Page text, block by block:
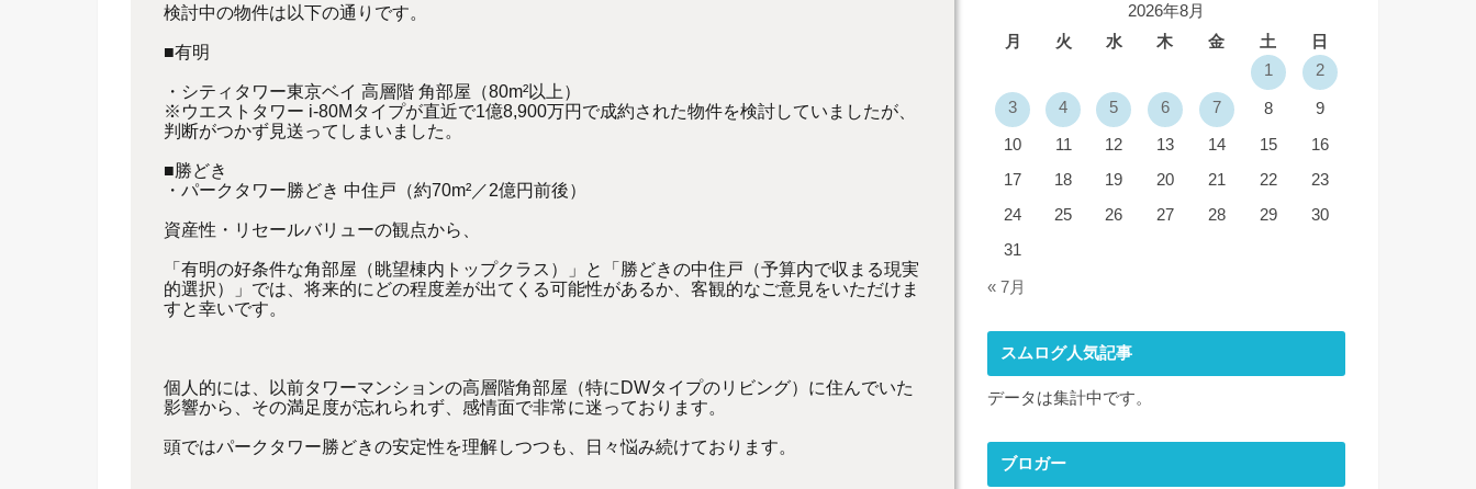
検討中の物件は以下の通りです。
■有明
・シティタワー東京ベイ 高層階 角部屋（80m²以上）
※ウエストタワー i-80Mタイプが直近で1億8,900万円で成約された物件を検討していましたが、
判断がつかず見送ってしまいました。
■勝どき
・パークタワー勝どき 中住戸（約70m²／2億円前後）
資産性・リセールバリューの観点から、
「有明の好条件な角部屋（眺望棟内トップクラス）」と「勝どきの中住戸（予算内で収まる現実
的選択）」では、将来的にどの程度差が出てくる可能性があるか、客観的なご意見をいただけま
すと幸いです。
個人的には、以前タワーマンションの高層階角部屋（特にDWタイプのリビング）に住んでいた
影響から、その満足度が忘れられず、感情面で非常に迷っております。
頭ではパークタワー勝どきの安定性を理解しつつも、日々悩み続けております。
2026年8月
月
火 水 木 金 土
日
1
2
3 4 5 6 7 8 9
10 11 12 13 14 15
16
17
18 19 20 21 22
23
24
25 26 27 28 29
30
31
« 7月
スムログ人気記事
データは集計中です。
ブロガー